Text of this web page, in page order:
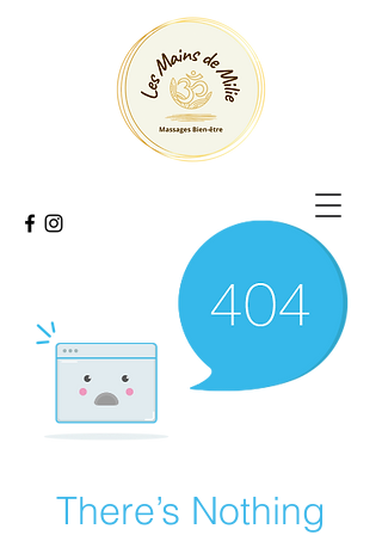
There’s Nothing